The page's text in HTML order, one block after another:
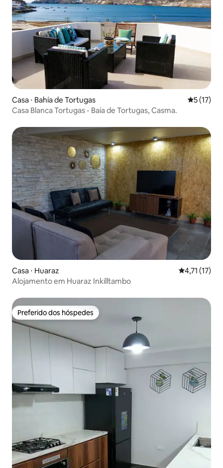
Casa ⋅ Bahía de Tortugas 5 de uma
5 (17)
Casa Blanca Tortugas - Baía de Tortugas, Casma.
Casa ⋅ Huaraz 4,71 de uma
4,71 (17)
Alojamento em Huaraz Inkilltambo
Preferido dos hóspedes
Preferido dos hóspedes